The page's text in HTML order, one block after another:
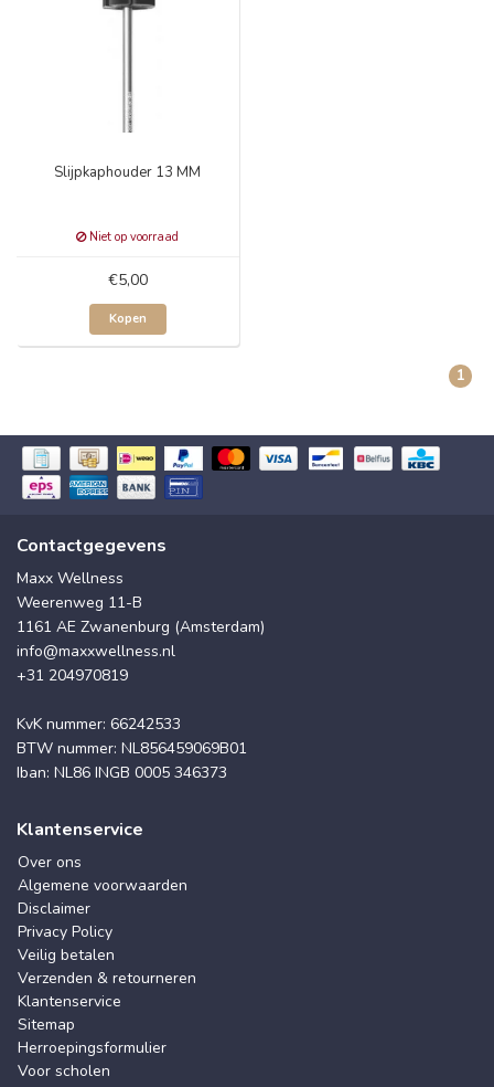
Slijpkaphouder 13 MM
Niet op voorraad
€5,00
Kopen
1
Contactgegevens
Maxx Wellness
Weerenweg 11-B
1161 AE Zwanenburg (Amsterdam)
info@maxxwellness.nl
+31 204970819
KvK nummer: 66242533
BTW nummer: NL856459069B01
Iban: NL86 INGB 0005 346373
Klantenservice
Over ons
Algemene voorwaarden
Disclaimer
Privacy Policy
Veilig betalen
Verzenden & retourneren
Klantenservice
Sitemap
Herroepingsformulier
Voor scholen